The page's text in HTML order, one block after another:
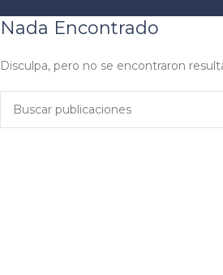
Nada Encontrado
Disculpa, pero no se encontraron